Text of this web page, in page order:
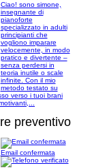
Ciao! sono simone,
insegnante di
pianoforte
specializzato in adulti
principianti che
vogliono imparare
velocemente, in modo
pratico e divertente –
senza perdersi in
teoria inutile o scale
infinite. Con il mio
metodo testato su
verso i tuoi brani
preventivo
Email confermata